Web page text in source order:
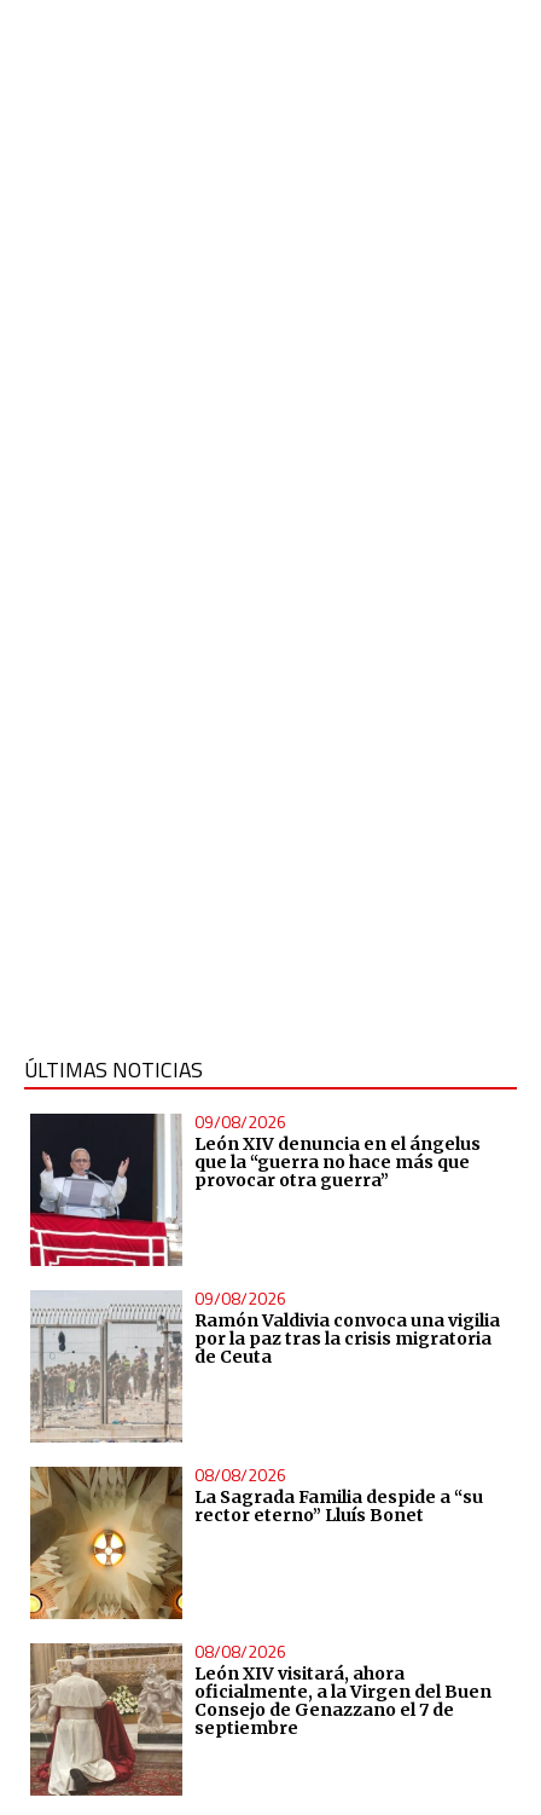
ÚLTIMAS NOTICIAS
09/08/2026
León XIV denuncia en el ángelus
que la “guerra no hace más que
provocar otra guerra”
09/08/2026
Ramón Valdivia convoca una vigilia
por la paz tras la crisis migratoria
de Ceuta
08/08/2026
La Sagrada Familia despide a “su
rector eterno” Lluís Bonet
08/08/2026
León XIV visitará, ahora
oficialmente, a la Virgen del Buen
Consejo de Genazzano el 7 de
septiembre